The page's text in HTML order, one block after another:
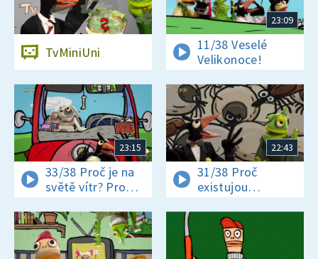
TvMiniUni
23:09
11/38 Veselé
Velikonoce!
23:15
33/38 Proč je na
světě vítr? Proč
jsou někteří hadi
jedovatí?
22:43
31/38 Proč
existujou
klíšťata? Jak se
vyrábí čokoláda?